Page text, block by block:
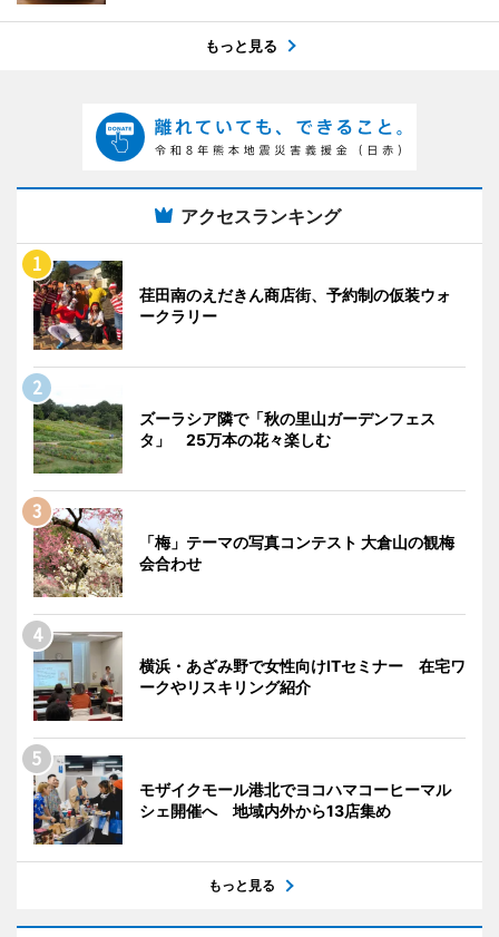
もっと見る
アクセスランキング
荏田南のえだきん商店街、予約制の仮装ウォ
ークラリー
ズーラシア隣で「秋の里山ガーデンフェス
タ」 25万本の花々楽しむ
「梅」テーマの写真コンテスト 大倉山の観梅
会合わせ
横浜・あざみ野で女性向けITセミナー 在宅ワ
ークやリスキリング紹介
モザイクモール港北でヨコハマコーヒーマル
シェ開催へ 地域内外から13店集め
もっと見る